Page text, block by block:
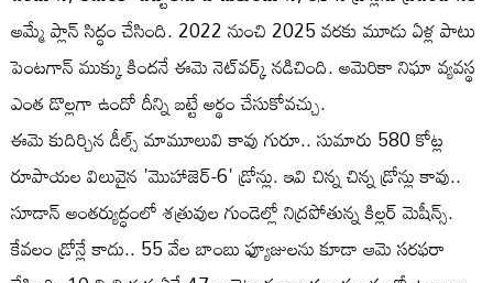
అమ్మే ప్లాన్ సిద్ధం చేసింది. 2022 నుంచి 2025 వరకు మూడు ఏళ్ల పాటు
పెంటగాన్ ముక్కు కిందనే ఈమె నెట్‌వర్క్ నడిచింది. అమెరికా నిఘా వ్యవస్థ
ఎంత డొల్లగా ఉందో దీన్ని బట్టే అర్థం చేసుకోవచ్చు.
ఈమె కుదిర్చిన డీల్స్ మామూలువి కావు గురూ.. సుమారు 580 కోట్ల
రూపాయల విలువైన 'మొహాజెర్-6' డ్రోన్లు. ఇవి చిన్న చిన్న డ్రోన్లు కావు..
సూడాన్ అంతర్యుద్ధంలో శత్రువుల గుండెల్లో నిద్రపోతున్న కిల్లర్ మెషీన్స్.
కేవలం డ్రోన్లే కాదు.. 55 వేల బాంబు ఫ్యూజులను కూడా ఆమె సరఫరా